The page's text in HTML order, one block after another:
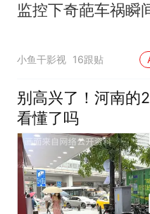
监控下奇葩车祸瞬
小鱼干影视 16跟贴
别高兴了！河南的
看懂了吗